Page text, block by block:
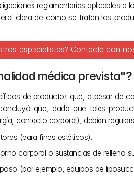
reglamentarias aplicables
clara de cómo se tratan los
especialistas? Contacte con
médica prevista"?
de productos que, a pesar de
que, dado que tales
contacto corporal), debían
(para fines estéticos).
corporal o sustancias de relleno
(por ejemplo, equipos de